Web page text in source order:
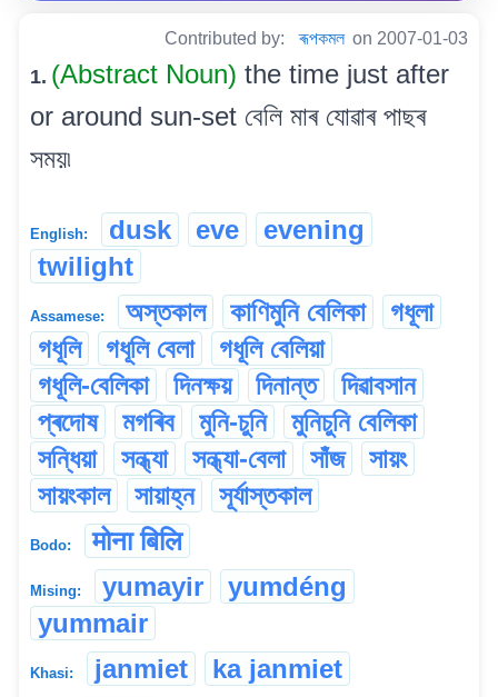
Contributed by: ৰূপকমল on 2007-01-03
1. (Abstract Noun) the time just after
or around sun-set বেলি মাৰ যোৱাৰ পাছৰ
সময়৷
English: dusk eve
evening
twilight
Assamese: অস্তকাল কাণিমুনি বেলিকা
গধূলা
গধূলি
গধূলি বেলা
গধূলি বেলিয়া
গধূলি-বেলিকা
দিনক্ষয় দিনান্ত
দিৱাবসান
প্ৰদোষ
মগৰিব মুনি-চুনি
মুনিচুনি বেলিকা
সন্ধিয়া
সন্ধ্যা সন্ধ্যা-বেলা সাঁজ
সায়ং
সায়ংকাল
সায়াহ্ন সূৰ্যাস্তকাল
Bodo: मोना बिलि
Mising: yumayir
yumdéng
yummair
Khasi: janmiet ka janmiet